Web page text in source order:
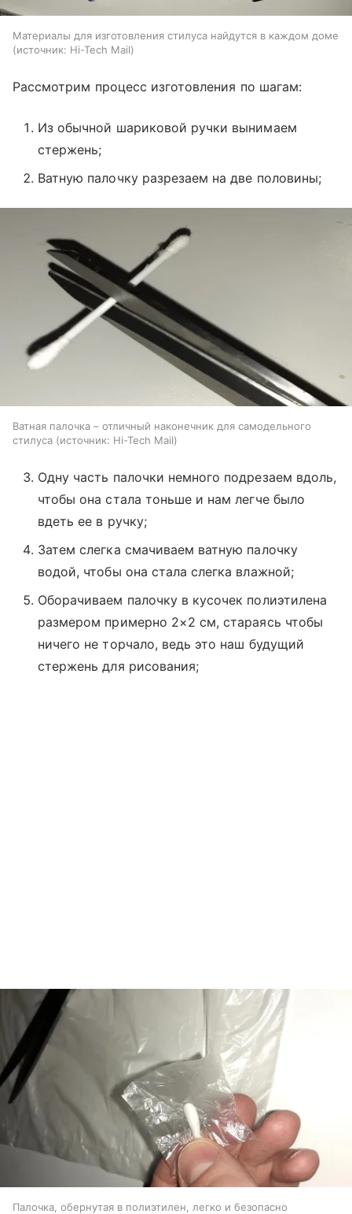
Материалы для изготовления стилуса найдутся в каждом доме
источник: Hi-Tech Mail
Рассмотрим процесс изготовления по шагам:
Из обычной шариковой ручки вынимаем
стержень;
Ватную палочку разрезаем на две половины;
Ватная палочка – отличный наконечник для самодельного
стилуса
источник: Hi-Tech Mail
Одну часть палочки немного подрезаем вдоль,
чтобы она стала тоньше и нам легче было
вдеть ее в ручку;
Затем слегка смачиваем ватную палочку
водой, чтобы она стала слегка влажной;
Оборачиваем палочку в кусочек полиэтилена
размером примерно 2×2 см, стараясь чтобы
ничего не торчало, ведь это наш будущий
стержень для рисования;
Палочка, обернутая в полиэтилен, легко и безопасно